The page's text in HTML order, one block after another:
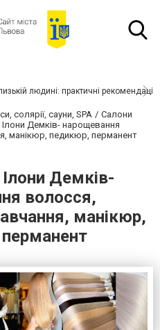
людині: практичні рекомендації
солярії, сауни, SPA
Салони
Ілони Демків- нарощевання
манікюр, педикюр, перманент
Демків-
волосся,
манікюр,